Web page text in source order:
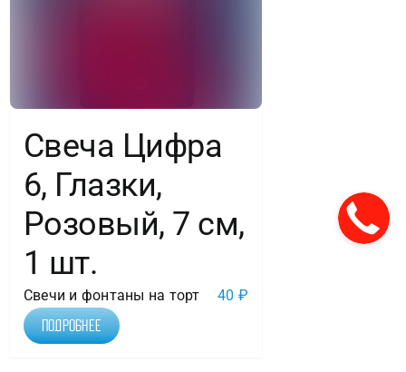
Свеча Цифра
6, Глазки,
Розовый, 7 см,
1 шт.
Свечи и фонтаны на торт 40 ₽
Подробнее